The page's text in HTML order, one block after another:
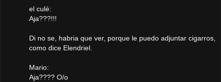
el culé:
Aja???!!!
Di no se, habria que ver, porque le puedo adjuntar cigarros,
como dice Elendriel.
Mario:
Aja???? O/o